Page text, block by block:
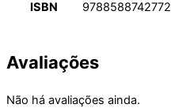
ISBN 9788588742772
Avaliações
Não há avaliações ainda.